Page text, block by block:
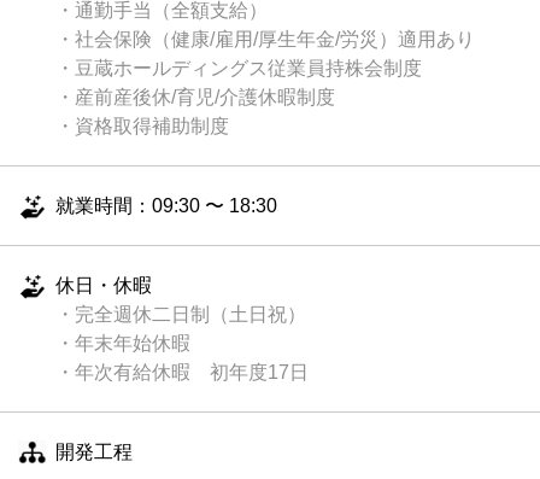
・通勤手当（全額支給）
・社会保険（健康/雇用/厚生年金/労災）適用あり
・豆蔵ホールディングス従業員持株会制度
・産前産後休/育児/介護休暇制度
・資格取得補助制度
就業時間：09:30 〜 18:30
休日・休暇
・完全週休二日制（土日祝）
・年末年始休暇
・年次有給休暇 初年度17日
開発工程